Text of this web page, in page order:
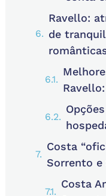
Ravello:
de
Ravello:
Costa
Sorrento e
Costa